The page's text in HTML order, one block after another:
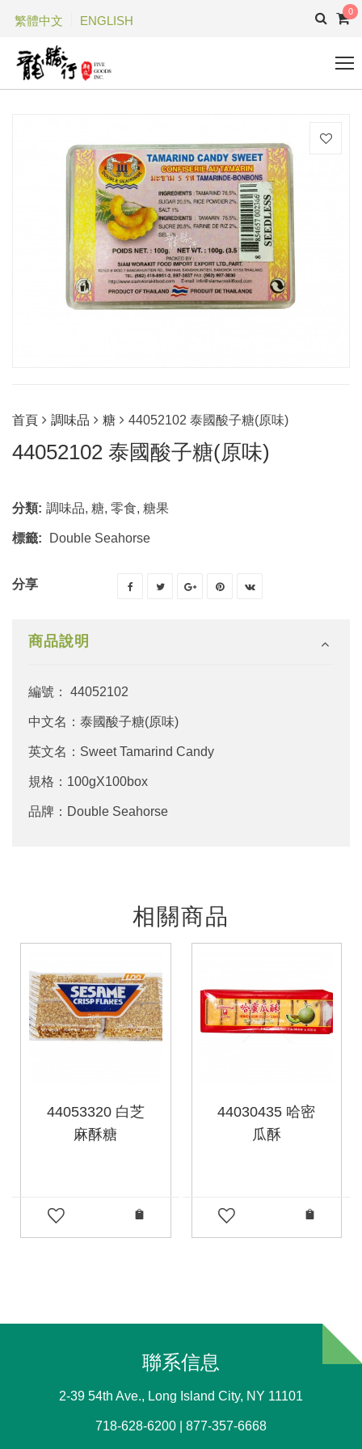
繁體中文 ENGLISH
0
首頁 調味品 糖 44052102 泰國酸子糖(原味)
44052102 泰國酸子糖(原味)
分類: 調味品, 糖, 零食, 糖果
標籤: Double Seahorse
分享
商品說明
編號： 44052102
中文名：泰國酸子糖(原味)
英文名：Sweet Tamarind Candy
規格：100gX100box
品牌：Double Seahorse
相關商品
44053320 白芝
麻酥糖
44030435 哈密
瓜酥
聯系信息
2-39 54th Ave., Long Island City, NY 11101
718-628-6200 | 877-357-6668